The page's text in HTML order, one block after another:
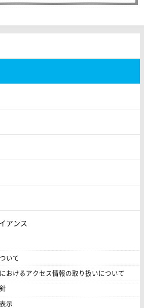
アンス
いて
おけるアクセス情報の取り扱いについて
示